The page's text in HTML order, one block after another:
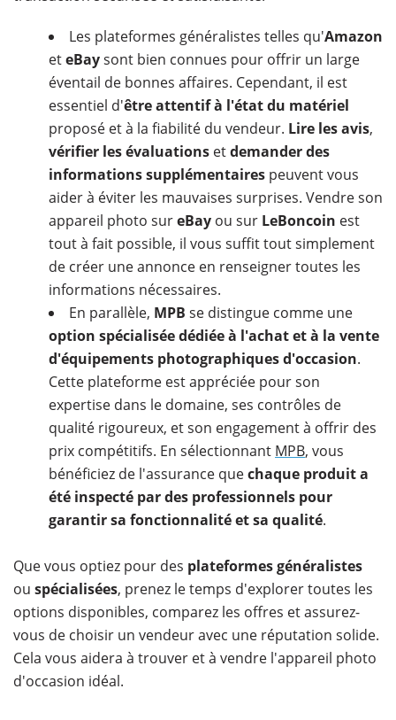
Les plateformes généralistes telles qu'Amazon
eteBaysont bien connues pour offrir un large
éventail de bonnes affaires. Cependant, il est
essentiel d'être attentif à l'état du matériel
proposé et à la fiabilité du vendeur. Lire les avis,
vérifier les évaluations etdemander des
informations supplémentaires peuvent vous
aider à éviter les mauvaises surprises. Vendre son
appareil photo sureBay ou sur LeBoncoin est
tout à fait possible, il vous suffit tout simplement
de créer une annonce en renseigner toutes les
informations nécessaires.
En parallèle, MPB se distingue comme une
option spécialisée dédiée à l'achat et à la vente
d'équipements photographiques d'occasion.
Cette plateforme est appréciée pour son
expertise dans le domaine, ses contrôles de
qualité rigoureux, et son engagement à offrir des
prix compétitifs. En sélectionnant MPB, vous
bénéficiez de l'assurance quechaque produit a
été inspecté par des professionnels pour
garantir sa fonctionnalité et sa qualité.
Que vous optiez pour des plateformes généralistes
ou spécialisées, prenez le temps d'explorer toutes les
options disponibles, comparez les offres et assurez-
vous de choisir un vendeur avec une réputation solide.
Cela vous aidera à trouver et à vendre l'appareil photo
d'occasion idéal.